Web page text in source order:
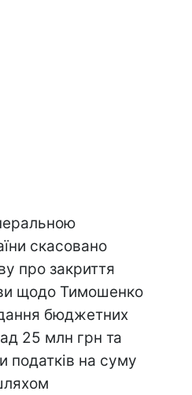
скасовано
про закриття
щодо Тимошенко
бюджетних
25 млн грн та
податків на суму